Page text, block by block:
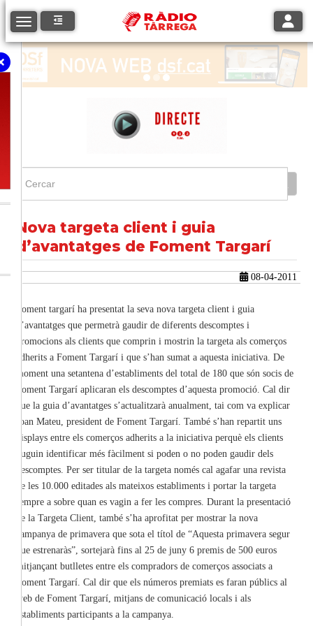
Toggle navigation
Nova targeta client i guia
d’avantatges de Foment Targarí
08-04-2011
Foment targarí ha presentat la seva nova targeta client i guia
d’avantatges que permetrà gaudir de diferents descomptes i
promocions als clients que comprin i mostrin la targeta als comerços
adherits a Foment Targarí i que s’han sumat a aquesta iniciativa. De
moment una setantena d’establiments del total de 180 que són socis de
Foment Targarí aplicaran els descomptes d’aquesta promoció. Cal dir
que la guia d’avantatges s’actualitzarà anualment, tai com va explicar
Joan Mateu, president de Foment Targarí. També s’han repartit uns
displays entre els comerços adherits a la iniciativa perquè els clients
puguin identificar més fàcilment si poden o no poden gaudir dels
descomptes. Per ser titular de la targeta només cal agafar una revista
de les 10.000 editades als mateixos establiments i portar la targeta
sempre a sobre quan es vagin a fer les compres. Durant la presentació
de la Targeta Client, també s’ha aprofitat per mostrar la nova
campanya de primavera que sota el títol de “Aquesta primavera segur
que estrenaràs”, sortejarà fins al 25 de juny 6 premis de 500 euros
mitjançant butlletes entre els compradors de comerços associats a
Foment Targarí. Cal dir que els números premiats es faran públics al
web de Foment Targarí, mitjans de comunicació locals i als
establiments participants a la campanya.